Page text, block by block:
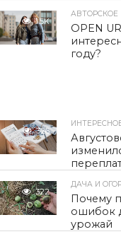
1.5K
АВТОРСКОЕ
OPEN
году?
326
322
ДАЧА И
Почему
ошибок
урожай